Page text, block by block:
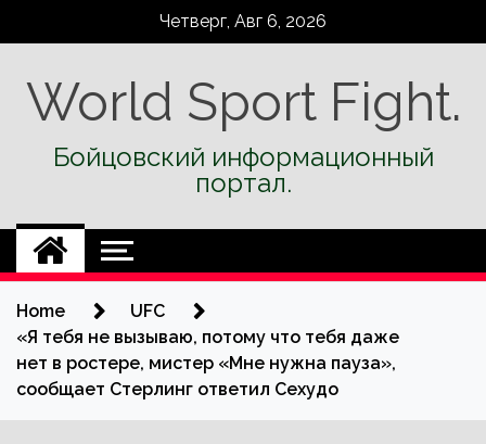
Четверг, Авг 6, 2026
World Sport Fight.
Бойцовский информационный
портал.
Home
UFC
«Я тебя не вызываю, потому что тебя даже
нет в ростере, мистер «Мне нужна пауза»,
сообщает Стерлинг ответил Сехудо